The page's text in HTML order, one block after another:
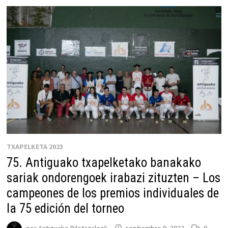
TXAPELKETA 2023
75. Antiguako txapelketako banakako
sariak ondorengoek irabazi zituzten – Los
campeones de los premios individuales de
la 75 edición del torneo